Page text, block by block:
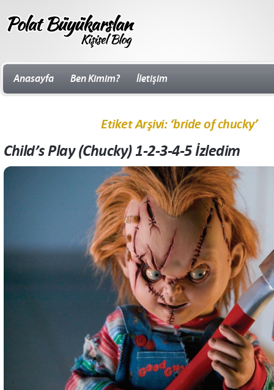
Anasayfa Ben Kimim? İletişim
Etiket Arşivi: ‘bride of chucky’
Child’s Play (Chucky) 1-2-3-4-5 İzledim